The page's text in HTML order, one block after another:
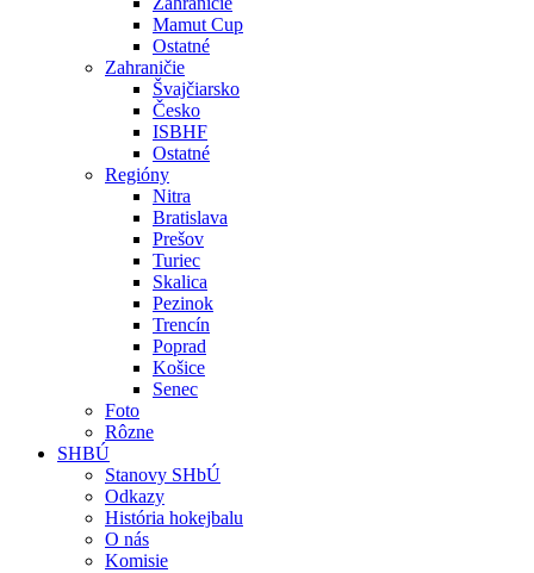
Mamut Cup
Ostatné
Zahraničie
Švajčiarsko
Česko
ISBHF
Ostatné
Regióny
Nitra
Bratislava
Prešov
Turiec
Skalica
Pezinok
Trencín
Poprad
Košice
Senec
Foto
Rôzne
SHBÚ
Stanovy SHbÚ
Odkazy
História hokejbalu
O nás
Komisie